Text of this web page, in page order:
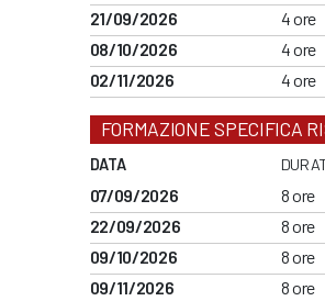
21/09/2026 4 ore
08/10/2026 4 ore
02/11/2026 4 ore
FORMAZIONE SPECIFICA
DATA
07/09/2026 8 ore
22/09/2026 8 ore
09/10/2026 8 ore
09/11/2026 8 ore